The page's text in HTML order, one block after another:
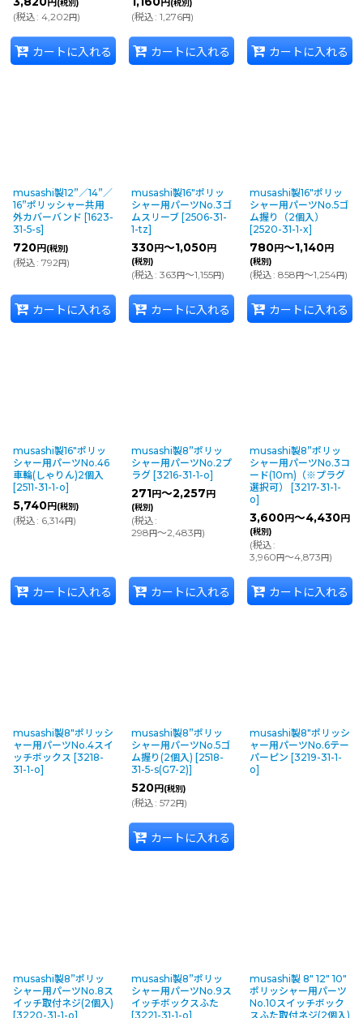
円 (税別)
(税込: 4,202円)
カートに入れる
円 (税別)
(税込: 1,276円)
カートに入れる カートに入れる
musashi製12”／14”／
16”ポリッシャー共用
外カバーバンド [1623-
31-5-s]
720円 (税別)
(税込: 792円)
カートに入れる
musashi製16"ポリッ
シャー用パーツNo.3ゴ
ムスリーブ [2506-31-
1-tz]
330円～1,050円
(税別)
(税込: 363 円～1,155円)
カートに入れる
musashi製16"ポリッ
シャー用パーツNo.5ゴ
ム握り（2個入）
[2520-31-1-x]
780円～1,140円
(税別)
(税込: 858 円～1,254円)
カートに入れる
musashi製16"ポリッ
シャー用パーツNo.46
車輪(しゃりん)2個入
[2511-31-1-o]
5,740円 (税別)
(税込: 6,314円)
カートに入れる
musashi製8”ポリッ
シャー用パーツNo.2プ
ラグ [3216-31-1-o]
271円～2,257 円
(税別)
(税込:
298 円～2,483 円)
カートに入れる
musashi製8”ポリッ
シャー用パーツNo.3コ
ード(10m)（※プラグ
選択可）
[3217-31-1-
o]
3,600円～4,430円
(税別)
(税込:
3,960 円～4,873 円)
カートに入れる
musashi製8"ポリッシ
ャー用パーツNo.4スイ
ッチボックス [3218-
31-1-o]
musashi製8”ポリッ
シャー用パーツNo.5ゴ
ム握り(2個入) [2518-
31-5-s(G7-2)]
520円 (税別)
(税込: 572円)
カートに入れる
musashi製8"ポリッシ
ャー用パーツNo.6テー
パーピン [3219-31-1-
o]
musashi製8”ポリッ
シャー用パーツNo.8ス
イッチ取付ネジ(2個入)
[3220-31-1-o]
musashi製8”ポリッ
シャー用パーツNo.9ス
イッチボックスふた
[3221-31-1-o]
musashi製 8" 12" 10"
ポリッシャー用パーツ
No.10スイッチボック
スふた取付ネジ(2個入)